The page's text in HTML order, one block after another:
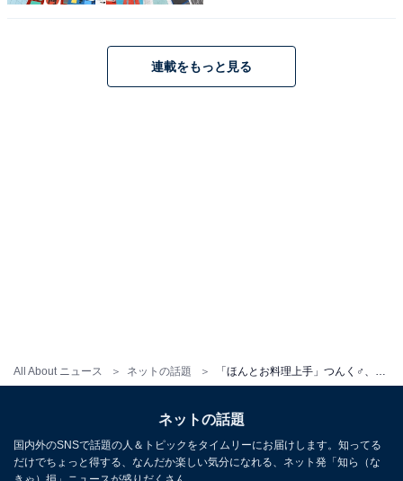
All About ニュース ネットの話題
連載をもっと見る
ネットの話題
国内外のSNSで話題の人＆トピックをタイムリーにお届けします。知ってる
だけでちょっと得する、なんだか楽しい気分になれる、ネット発「知ら（な